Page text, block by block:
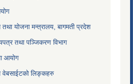
तथा योजना मन्त्रालय, बागमती प्रदेश
तथा पञ्जिकरण विभाग
आयोग
वेबसाईटको लिङ्कहरु